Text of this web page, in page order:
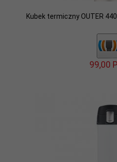
Kubek termiczny OUTER
99,00